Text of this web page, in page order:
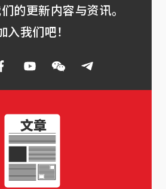
的更新内容与资讯。
入我们吧！